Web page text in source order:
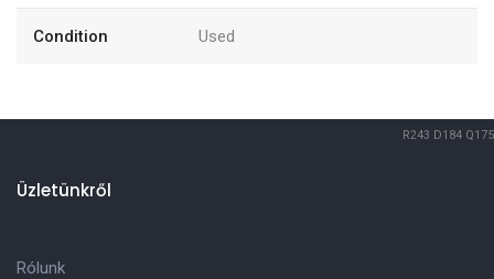
Condition Used
R243 D184 Q175
Üzletünkről
Rólunk